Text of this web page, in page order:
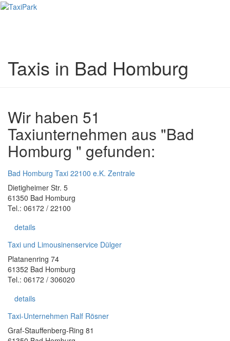
Taxis in Bad Homburg
Wir haben 51
Taxiunternehmen aus "Bad
Homburg " gefunden:
Bad Homburg Taxi 22100 e.K. Zentrale
Dietigheimer Str. 5
61350 Bad Homburg
Tel.: 06172 / 22100
details
Taxi und Limousinenservice Dülger
Platanenring 74
61352 Bad Homburg
Tel.: 06172 / 306020
details
Taxi-Unternehmen Ralf Rösner
Graf-Stauffenberg-Ring 81